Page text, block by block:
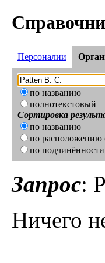
Персоналии
по названию
полнотекстовый
Сортировка
по названию
по расположению
по
Запрос:
Ничего